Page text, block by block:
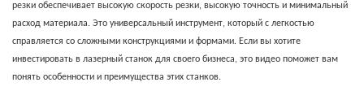
резки обеспечивает высокую скорость резки, высокую точность и минимальный
расход материала. Это универсальный инструмент, который с легкостью
справляется со сложными конструкциями и формами. Если вы хотите
инвестировать в лазерный станок для своего бизнеса, это видео поможет вам
понять особенности и преимущества этих станков.